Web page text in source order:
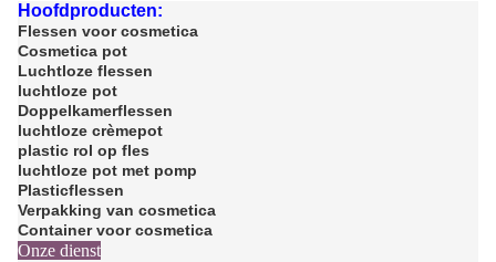
Hoofdproducten:
Flessen voor cosmetica
Cosmetica pot
Luchtloze flessen
luchtloze pot
Doppelkamerflessen
luchtloze crèmepot
plastic rol op fles
luchtloze pot met pomp
Plasticflessen
Verpakking van cosmetica
Container voor cosmetica
Onze dienst